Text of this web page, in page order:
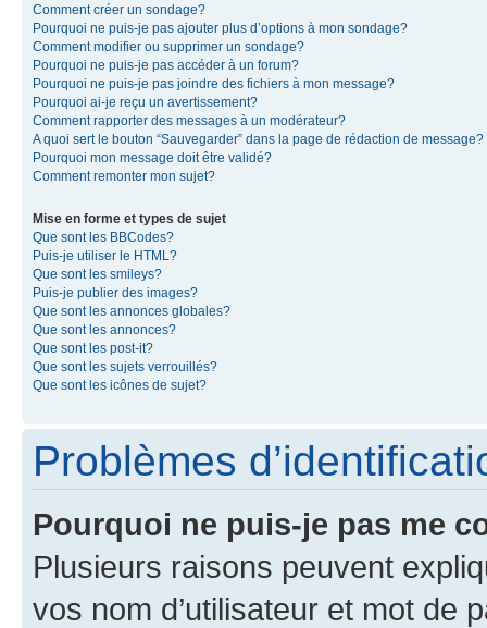
Comment créer un sondage?
Pourquoi ne puis-je pas ajouter plus d’options à mon sondage?
Comment modifier ou supprimer un sondage?
Pourquoi ne puis-je pas accéder à un forum?
Pourquoi ne puis-je pas joindre des fichiers à mon message?
Pourquoi ai-je reçu un avertissement?
Comment rapporter des messages à un modérateur?
A quoi sert le bouton “Sauvegarder” dans la page de rédaction de message?
Pourquoi mon message doit être validé?
Comment remonter mon sujet?
Mise en forme et types de sujet
Que sont les BBCodes?
Puis-je utiliser le HTML?
Que sont les smileys?
Puis-je publier des images?
Que sont les annonces globales?
Que sont les annonces?
Que sont les post-it?
Que sont les sujets verrouillés?
Que sont les icônes de sujet?
Problèmes
Pourquoi ne puis-je pas me
Plusieurs raisons peuvent
vos nom d’utilisateur et mot de